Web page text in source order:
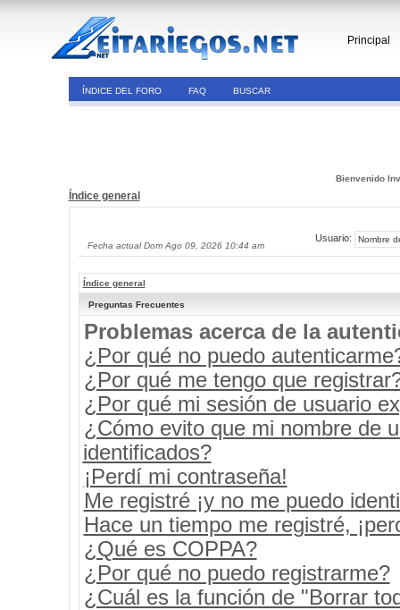
Principal
ÍNDICE DEL FORO FAQ BUSCAR
Bienvenido
Índice general
Fecha actual Dom Ago 09, 2026 10:44 am
Usuario:
Índice general
Preguntas Frecuentes
Problemas acerca de la
¿Por qué no puedo
¿Por qué me tengo que
¿Por qué mi sesión de usuario
¿Cómo evito que mi nombre de
identificados?
¡Perdí mi contraseña!
Me registré ¡y no me puedo
Hace un tiempo me registré,
¿Qué es COPPA?
¿Por qué no puedo registrarme?
¿Cuál es la función de "Borrar